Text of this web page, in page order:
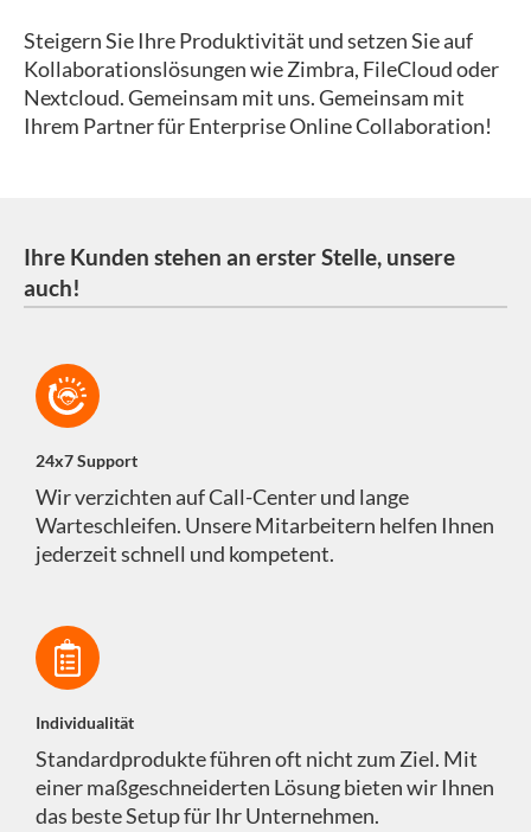
Steigern Sie Ihre Produktivität und setzen Sie auf
Kollaborationslösungen wie Zimbra, FileCloud oder
Nextcloud. Gemeinsam mit uns. Gemeinsam mit
Ihrem Partner für Enterprise Online Collaboration!
Ihre Kunden stehen an erster Stelle, unsere
auch!
24x7 Support
Wir verzichten auf Call-Center und lange
Warteschleifen. Unsere Mitarbeitern helfen Ihnen
jederzeit schnell und kompetent.
Individualität
Standardprodukte führen oft nicht zum Ziel. Mit
einer maßgeschneiderten Lösung bieten wir Ihnen
das beste Setup für Ihr Unternehmen.